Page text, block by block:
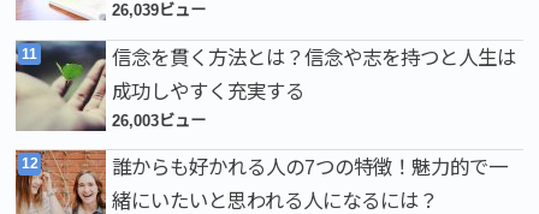
26,039ビュー
信念を貫く方法とは？信念や志を持つと人生は
成功しやすく充実する
26,003ビュー
誰からも好かれる人の7つの特徴！魅力的で一
緒にいたいと思われる人になるには？